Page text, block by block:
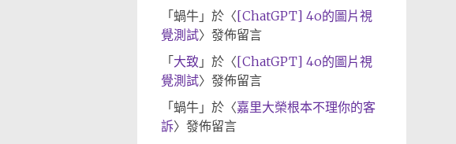
「 蝸牛」於〈[ChatGPT] 4o的圖片視
覺測試〉發佈留言
「 大致 」於〈[ChatGPT] 4o的圖片視
覺測試〉發佈留言
「 蝸牛」於〈嘉里大榮根本不理你的客
訴〉發佈留言